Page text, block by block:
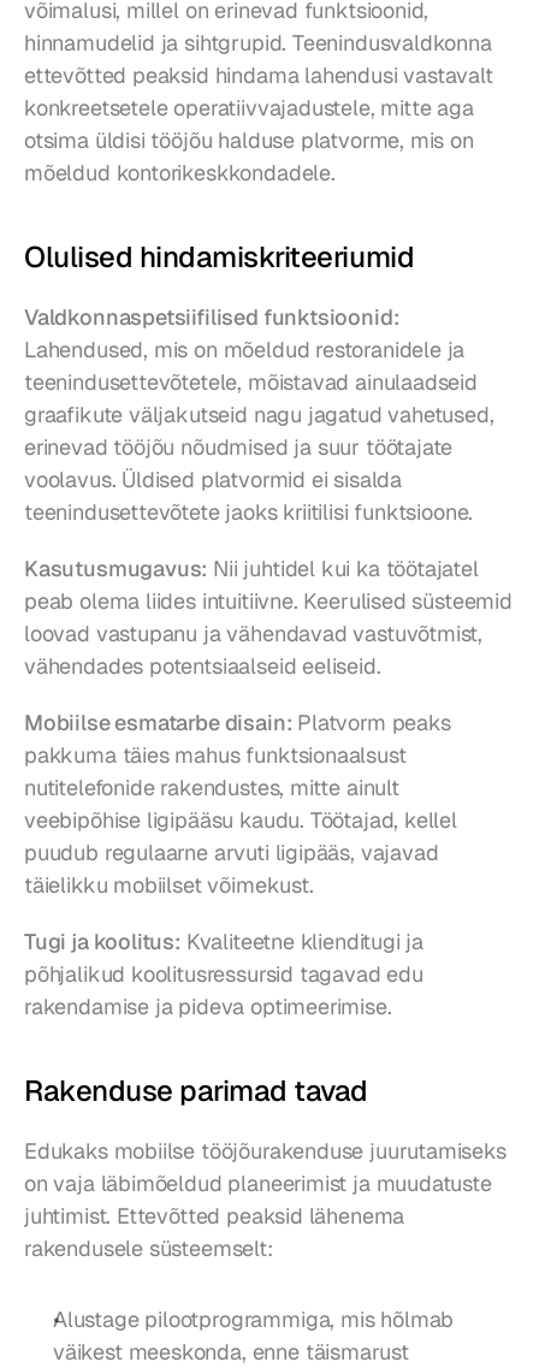
võimalusi, millel on erinevad funktsioonid,
hinnamudelid ja sihtgrupid. Teenindusvaldkonna
ettevõtted peaksid hindama lahendusi vastavalt
konkreetsetele operatiivvajadustele, mitte aga
otsima üldisi tööjõu halduse platvorme, mis on
mõeldud kontorikeskkondadele.
Olulised hindamiskriteeriumid
Valdkonnaspetsiifilised funktsioonid:
Lahendused, mis on mõeldud restoranidele ja
teenindusettevõtetele, mõistavad ainulaadseid
graafikute väljakutseid nagu jagatud vahetused,
erinevad tööjõu nõudmised ja suur töötajate
voolavus. Üldised platvormid ei sisalda
teenindusettevõtete jaoks kriitilisi funktsioone.
Kasutusmugavus: Nii juhtidel kui ka töötajatel
peab olema liides intuitiivne. Keerulised süsteemid
loovad vastupanu ja vähendavad vastuvõtmist,
vähendades potentsiaalseid eeliseid.
Mobiilse esmatarbe disain: Platvorm peaks
pakkuma täies mahus funktsionaalsust
nutitelefonide rakendustes, mitte ainult
veebipõhise ligipääsu kaudu. Töötajad, kellel
puudub regulaarne arvuti ligipääs, vajavad
täielikku mobiilset võimekust.
Tugi ja koolitus: Kvaliteetne klienditugi ja
põhjalikud koolitusressursid tagavad edu
rakendamise ja pideva optimeerimise.
Rakenduse parimad tavad
Edukaks mobiilse tööjõurakenduse juurutamiseks
on vaja läbimõeldud planeerimist ja muudatuste
juhtimist. Ettevõtted peaksid lähenema
rakendusele süsteemselt:
Alustage pilootprogrammiga, mis hõlmab
väikest meeskonda, enne täismarust